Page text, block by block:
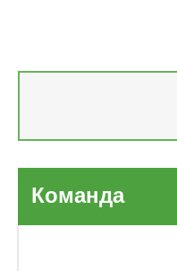
дивизион 2025
Команда